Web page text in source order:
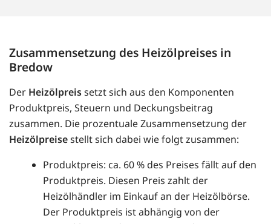
Zusammensetzung des Heizölpreises in
Bredow
Der Heizölpreissetzt sich aus den Komponenten
Produktpreis, Steuern und Deckungsbeitrag
zusammen. Die prozentuale Zusammensetzung der
Heizölpreisestellt sich dabei wie folgt zusammen:
Produktpreis: ca. 60 % des Preises fällt auf den
Produktpreis. Diesen Preis zahlt der
Heizölhändler im Einkauf an der Heizölbörse.
Der Produktpreis ist abhängig von der